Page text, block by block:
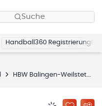
Suche
Handball360 Registrierung
HBW Balingen-Weilstetten II